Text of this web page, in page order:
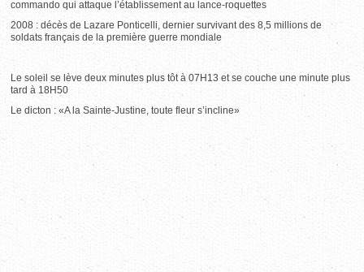
commando qui attaque l’établissement au lance-roquettes
2008 : décès de Lazare Ponticelli, dernier survivant des 8,5 millions de
soldats français de la première guerre mondiale
Le soleil se lève deux minutes plus tôt à 07H13 et se couche une minute plus
tard à 18H50
Le dicton : «A la Sainte-Justine, toute fleur s’incline»